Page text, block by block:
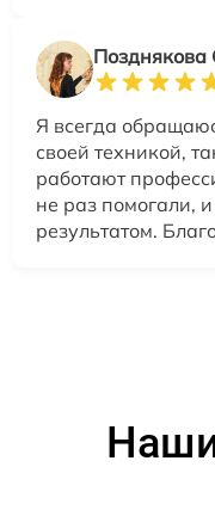
Позднякова
Я всегда
своей техникой,
работают
не раз помогали,
результатом.